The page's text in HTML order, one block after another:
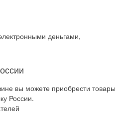
деньгами,
вы можете приобрести товары
России.